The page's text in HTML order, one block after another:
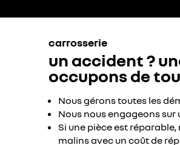
carrosserie
un accident ?
occupons de
Nous gérons toutes les
Nous nous engageons
Si une pièce est
malins avec un coût de